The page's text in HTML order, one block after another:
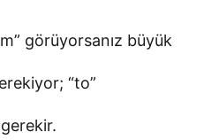
görüyorsanız büyük
“to”